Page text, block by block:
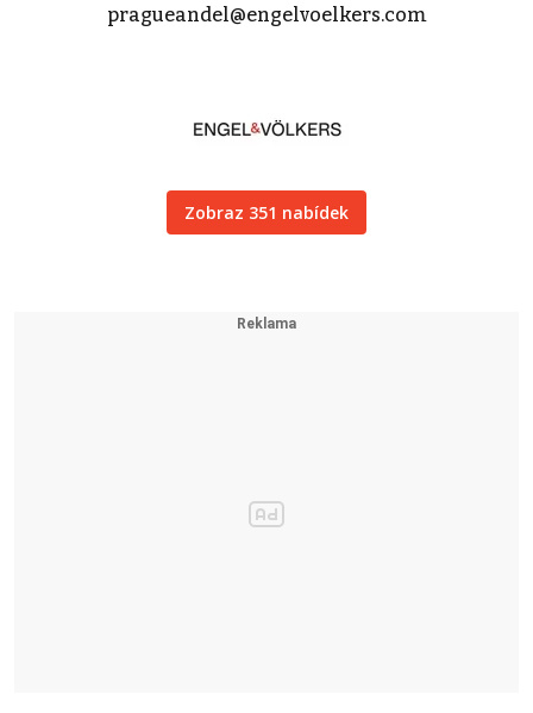
pragueandel@engelvoelkers.com
Zobraz 351 nabídek